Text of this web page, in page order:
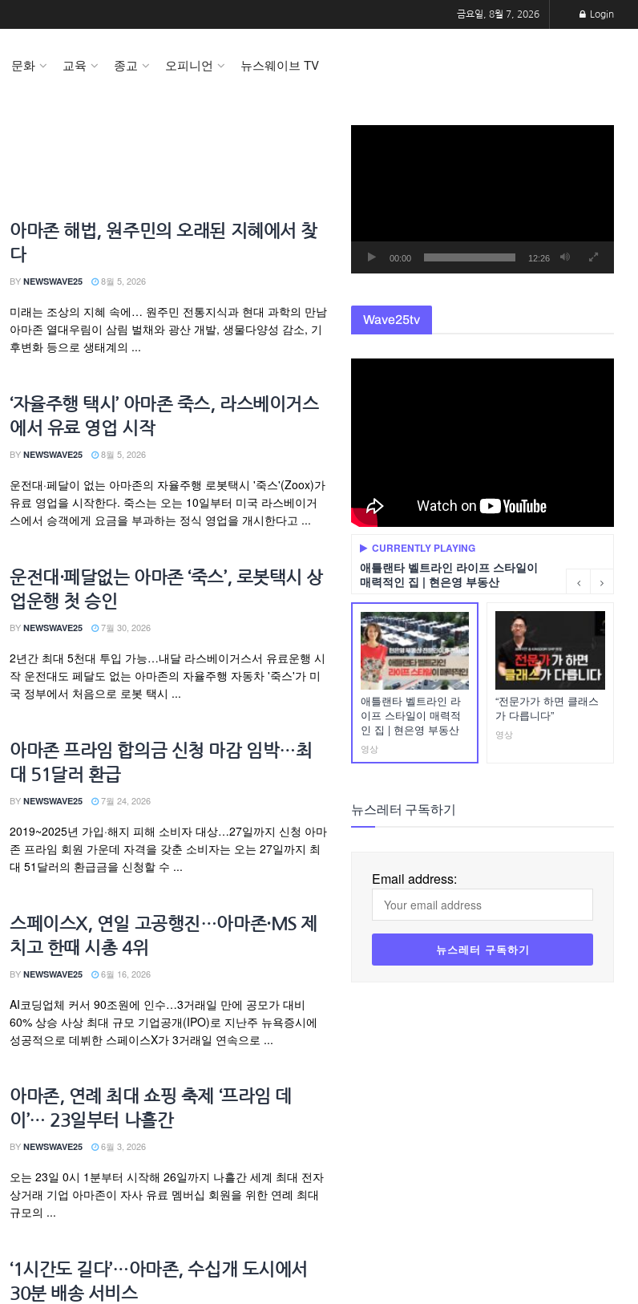
금요일, 8월 7, 2026 Login
문화 교육 종교 오피니언 뉴스웨이브 TV
아마존 해법, 원주민의 오래된 지혜에서 찾
다
BY NEWSWAVE25 8월 5, 2026
미래는 조상의 지혜 속에… 원주민 전통지식과 현대 과학의 만남
아마존 열대우림이 삼림 벌채와 광산 개발, 생물다양성 감소, 기
후변화 등으로 생태계의 ...
‘자율주행 택시’ 아마존 죽스, 라스베이거스
에서 유료 영업 시작
BY NEWSWAVE25 8월 5, 2026
운전대·페달이 없는 아마존의 자율주행 로봇택시 '죽스'(Zoox)가
유료 영업을 시작한다. 죽스는 오는 10일부터 미국 라스베이거
스에서 승객에게 요금을 부과하는 정식 영업을 개시한다고 ...
운전대·페달없는 아마존 ‘죽스’, 로봇택시 상
업운행 첫 승인
BY NEWSWAVE25 7월 30, 2026
2년간 최대 5천대 투입 가능…내달 라스베이거스서 유료운행 시
작 운전대도 페달도 없는 아마존의 자율주행 자동차 '죽스'가 미
국 정부에서 처음으로 로봇 택시 ...
아마존 프라임 합의금 신청 마감 임박…최
대 51달러 환급
BY NEWSWAVE25 7월 24, 2026
2019~2025년 가입·해지 피해 소비자 대상…27일까지 신청 아마
존 프라임 회원 가운데 자격을 갖춘 소비자는 오는 27일까지 최
대 51달러의 환급금을 신청할 수 ...
스페이스X, 연일 고공행진…아마존·MS 제
치고 한때 시총 4위
BY NEWSWAVE25 6월 16, 2026
AI코딩업체 커서 90조원에 인수…3거래일 만에 공모가 대비
60% 상승 사상 최대 규모 기업공개(IPO)로 지난주 뉴욕증시에
성공적으로 데뷔한 스페이스X가 3거래일 연속으로 ...
아마존, 연례 최대 쇼핑 축제 ‘프라임 데
이’… 23일부터 나흘간
BY NEWSWAVE25 6월 3, 2026
오는 23일 0시 1분부터 시작해 26일까지 나흘간 세계 최대 전자
상거래 기업 아마존이 자사 유료 멤버십 회원을 위한 연례 최대
규모의 ...
‘1시간도 길다’…아마존, 수십개 도시에서
30분 배송 서비스
00:00 12:26
Wave25tv
CURRENTLY PLAYING
애틀랜타 벨트라인 라이프 스타일이
매력적인 집 | 현은영 부동산
애틀랜타 벨트라인 라
이프 스타일이 매력적
인 집 | 현은영 부동산
영상
“전문가가 하면 클래스
가 다릅니다”
영상
뉴스레터 구독하기
Email address: